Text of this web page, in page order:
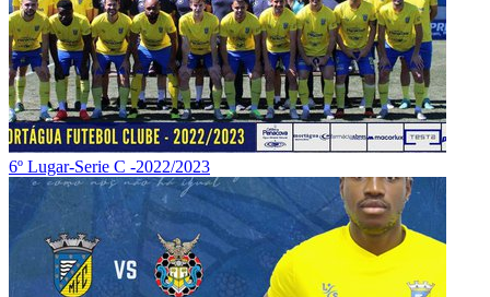
6º Lugar-Serie C -2022/2023